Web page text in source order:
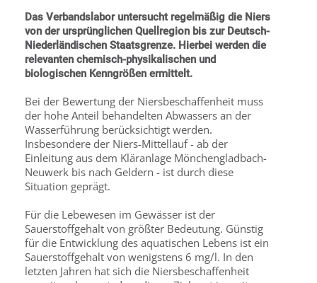
Das Verbandslabor untersucht regelmäßig die Niers
von der ursprünglichen Quellregion bis zur Deutsch-
Niederländischen Staatsgrenze. Hierbei werden die
relevanten chemisch-physikalischen und
biologischen Kenngrößen ermittelt.
Bei der Bewertung der Niersbeschaffenheit muss
der hohe Anteil behandelten Abwassers an der
Wasserführung berücksichtigt werden.
Insbesondere der Niers-Mittellauf - ab der
Einleitung aus dem Kläranlage Mönchengladbach-
Neuwerk bis nach Geldern - ist durch diese
Situation geprägt.
Für die Lebewesen im Gewässer ist der
Sauerstoffgehalt von größter Bedeutung. Günstig
für die Entwicklung des aquatischen Lebens ist ein
Sauerstoffgehalt von wenigstens 6 mg/l. In den
letzten Jahren hat sich die Niersbeschaffenheit